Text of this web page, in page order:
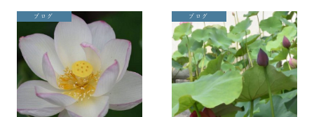
ブログ ブログ